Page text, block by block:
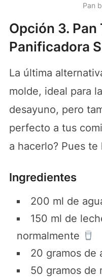
Pan
Opción 3.
Panificadora
La última
molde, ideal para
desayuno, pero
perfecto a tus
a hacerlo? Pues
Ingredientes
200 ml de
150 ml de
normalmente
20 gramos de
50 gramos de